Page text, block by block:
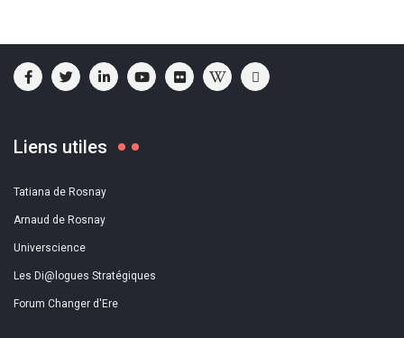
Liens utiles
Tatiana de Rosnay
Arnaud de Rosnay
Universcience
Les Di@logues Stratégiques
Forum Changer d'Ere